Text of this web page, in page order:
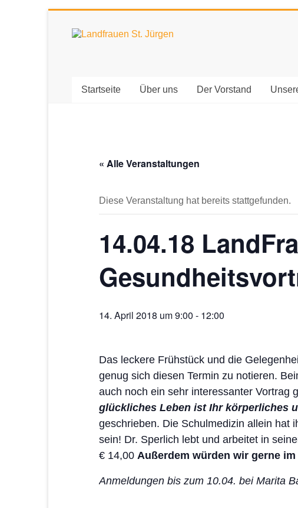
springenLandfrauen
Jürgen
Startseite Über uns Der Vorstand
« Alle Veranstaltungen
Diese Veranstaltung hat bereits stattgefunden.
14.04.18
14. April 2018 um 9:00 - 12:00
Das leckere Frühstück und die
genug sich diesen Termin zu notieren.
auch noch ein sehr interessanter Vortrag
glückliches Leben ist Ihr körperliches
geschrieben. Die Schulmedizin allein hat
sein! Dr. Sperlich lebt und arbeitet in
€ 14,00 Außerdem würden wir gerne
Anmeldungen bis zum 10.04. bei Marita